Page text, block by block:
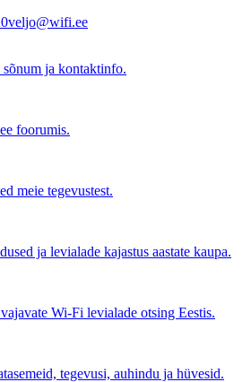
veljo@wifi.ee
sõnum ja kontaktinfo.
foorumis.
meie tegevustest.
ja levialade kajastus aastate kaupa.
Wi-Fi levialade otsing Eestis.
tegevusi, auhindu ja hüvesid.